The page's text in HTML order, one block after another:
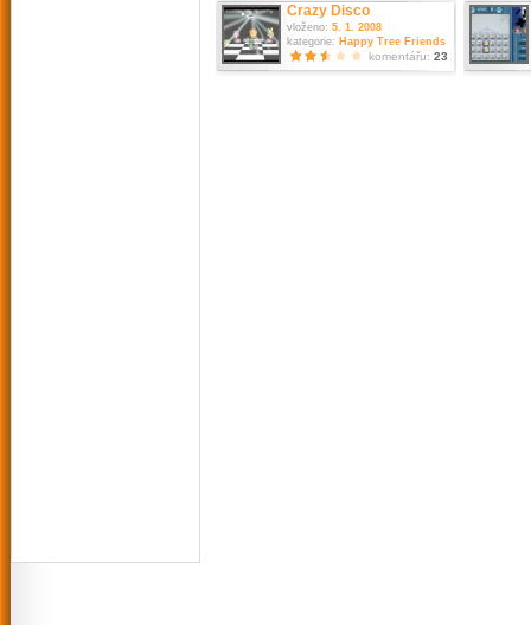
Crazy Disco
vloženo: 5. 1. 2008
kategorie: Happy Tree Friends
komentářu: 23